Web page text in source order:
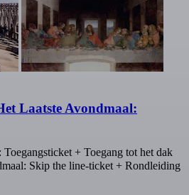
Laatste Avondmaal:
+ Toegang tot het dak
Skip the line-ticket + Rondleiding